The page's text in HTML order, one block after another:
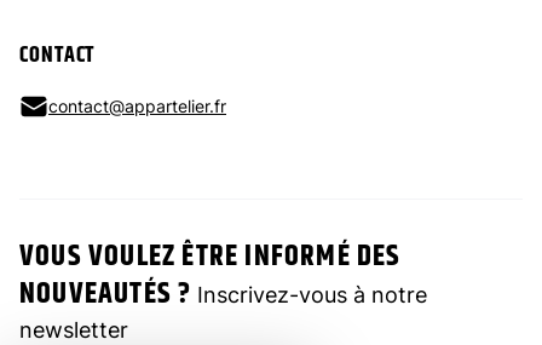
CONTACT
contact@appartelier.fr
VOUS VOULEZ ÊTRE INFORMÉ DES
NOUVEAUTÉS ? Inscrivez-vous à notre
newsletter